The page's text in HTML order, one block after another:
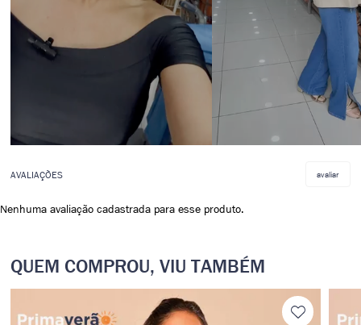
avaliar
Nenhuma avaliação cadastrada para esse produto.
QUEM COMPROU, VIU TAMBÉM